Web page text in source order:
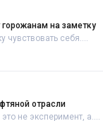
на заметку
чувствовать себя....
отрасли
не эксперимент, а....